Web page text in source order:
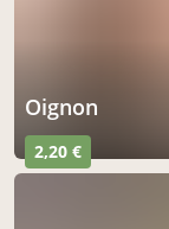
oignon
2,20 €